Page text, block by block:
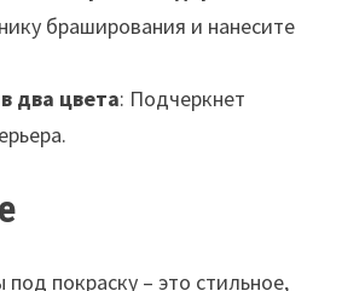
браширования и нанесите
два цвета: Подчеркнет
покраску – это стильное,